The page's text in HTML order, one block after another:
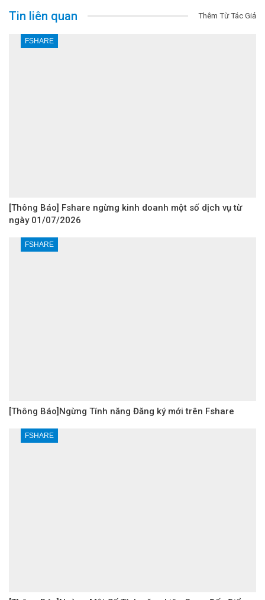
Tin liên quan Thêm Từ Tác Giả
FSHARE
[Thông Báo] Fshare ngừng kinh doanh một số dịch vụ từ
ngày 01/07/2026
FSHARE
[Thông Báo]Ngừng Tính năng Đăng ký mới trên Fshare
FSHARE